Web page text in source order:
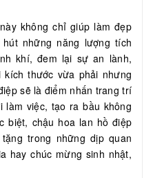
không chỉ giúp làm đẹp
những năng lượng tích
khí, đem lại sự an lành,
thước vừa phải nhưng
sẽ là điểm nhấn trang trí
làm việc, tạo ra bầu không
biệt, chậu hoa lan hồ điệp
trong những dịp quan
hay chúc mừng sinh nhật,